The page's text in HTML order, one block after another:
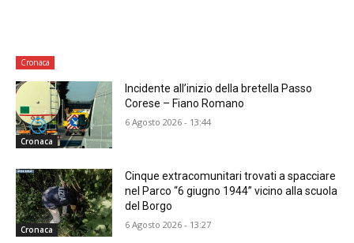
Cronaca
Cronaca
Incidente all’inizio della bretella Passo
Corese – Fiano Romano
6 Agosto 2026 - 13:44
Cronaca
Cinque extracomunitari trovati a spacciare
nel Parco “6 giugno 1944” vicino alla scuola
del Borgo
6 Agosto 2026 - 13:27